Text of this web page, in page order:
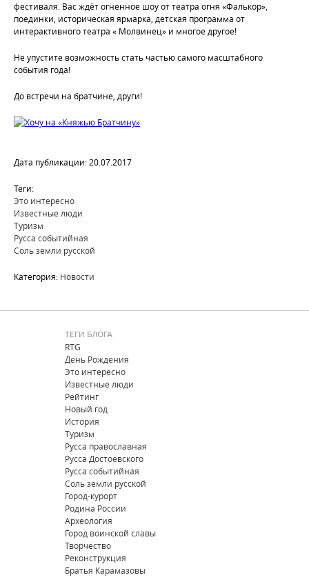
фестиваля. Вас ждёт огненное шоу от театра огня «Фалькор»,
поединки, историческая ярмарка, детская программа от
интерактивного театра « Молвинец» и многое другое!
Не упустите возможность стать частью самого масштабного
события года!
До встречи на братчине, други!
Дата публикации: 20.07.2017
Теги:
Это интересно
Известные люди
Туризм
Русса событийная
Соль земли русской
Категория: Новости
ТЕГИ БЛОГА
RTG
День Рождения
Это интересно
Известные люди
Рейтинг
Новый год
История
Туризм
Русса православная
Русса Достоевского
Русса событийная
Соль земли русской
Город-курорт
Родина России
Археология
Город воинской славы
Творчество
Реконструкция
Братья Карамазовы